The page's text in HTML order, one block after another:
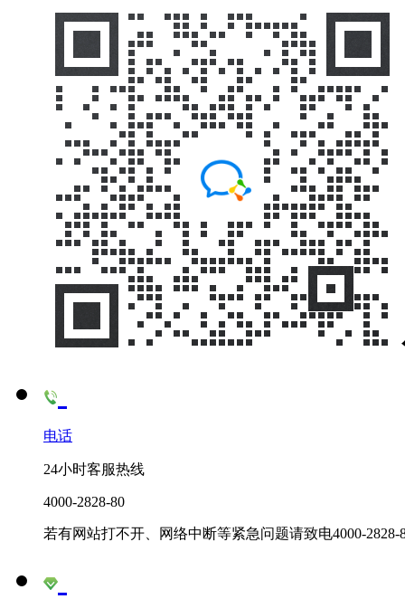
电话
24小时客服热线
4000-2828-80
若有网站打不开、网络中断等紧急问题请致电4000-2828-